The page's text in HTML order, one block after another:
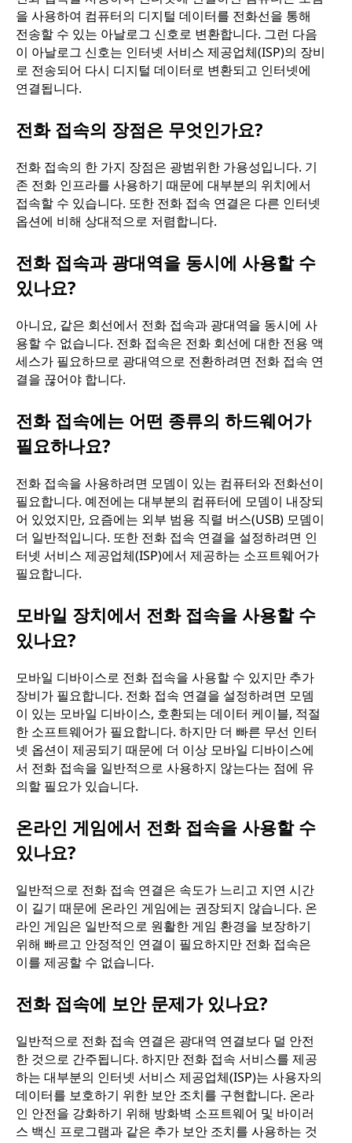
을 사용하여 컴퓨터의 디지털 데이터를 전화선을 통해
전송할 수 있는 아날로그 신호로 변환합니다. 그런 다음
이 아날로그 신호는 인터넷 서비스 제공업체(ISP)의 장비
로 전송되어 다시 디지털 데이터로 변환되고 인터넷에
연결됩니다.
전화 접속의 장점은 무엇인가요?
전화 접속의 한 가지 장점은 광범위한 가용성입니다. 기
존 전화 인프라를 사용하기 때문에 대부분의 위치에서
접속할 수 있습니다. 또한 전화 접속 연결은 다른 인터넷
옵션에 비해 상대적으로 저렴합니다.
전화 접속과 광대역을 동시에 사용할 수
있나요?
아니요, 같은 회선에서 전화 접속과 광대역을 동시에 사
용할 수 없습니다. 전화 접속은 전화 회선에 대한 전용 액
세스가 필요하므로 광대역으로 전환하려면 전화 접속 연
결을 끊어야 합니다.
전화 접속에는 어떤 종류의 하드웨어가
필요하나요?
전화 접속을 사용하려면 모뎀이 있는 컴퓨터와 전화선이
필요합니다. 예전에는 대부분의 컴퓨터에 모뎀이 내장되
어 있었지만, 요즘에는 외부 범용 직렬 버스(USB) 모뎀이
더 일반적입니다. 또한 전화 접속 연결을 설정하려면 인
터넷 서비스 제공업체(ISP)에서 제공하는 소프트웨어가
필요합니다.
모바일 장치에서 전화 접속을 사용할 수
있나요?
모바일 디바이스로 전화 접속을 사용할 수 있지만 추가
장비가 필요합니다. 전화 접속 연결을 설정하려면 모뎀
이 있는 모바일 디바이스, 호환되는 데이터 케이블, 적절
한 소프트웨어가 필요합니다. 하지만 더 빠른 무선 인터
넷 옵션이 제공되기 때문에 더 이상 모바일 디바이스에
서 전화 접속을 일반적으로 사용하지 않는다는 점에 유
의할 필요가 있습니다.
온라인 게임에서 전화 접속을 사용할 수
있나요?
일반적으로 전화 접속 연결은 속도가 느리고 지연 시간
이 길기 때문에 온라인 게임에는 권장되지 않습니다. 온
라인 게임은 일반적으로 원활한 게임 환경을 보장하기
위해 빠르고 안정적인 연결이 필요하지만 전화 접속은
이를 제공할 수 없습니다.
전화 접속에 보안 문제가 있나요?
일반적으로 전화 접속 연결은 광대역 연결보다 덜 안전
한 것으로 간주됩니다. 하지만 전화 접속 서비스를 제공
하는 대부분의 인터넷 서비스 제공업체(ISP)는 사용자의
데이터를 보호하기 위한 보안 조치를 구현합니다. 온라
인 안전을 강화하기 위해 방화벽 소프트웨어 및 바이러
스 백신 프로그램과 같은 추가 보안 조치를 사용하는 것